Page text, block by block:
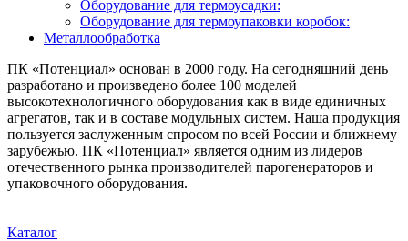
Оборудование для термоусадки:
Оборудование для термоупаковки коробок:
Металлообработка
ПК «Потенциал» основан в 2000 году. На сегодняшний день
разработано и произведено более 100 моделей
высокотехнологичного оборудования как в виде единичных
агрегатов, так и в составе модульных систем. Наша продукция
пользуется заслуженным спросом по всей России и ближнему
зарубежью. ПК «Потенциал» является одним из лидеров
отечественного рынка производителей парогенераторов и
упаковочного оборудования.
Каталог